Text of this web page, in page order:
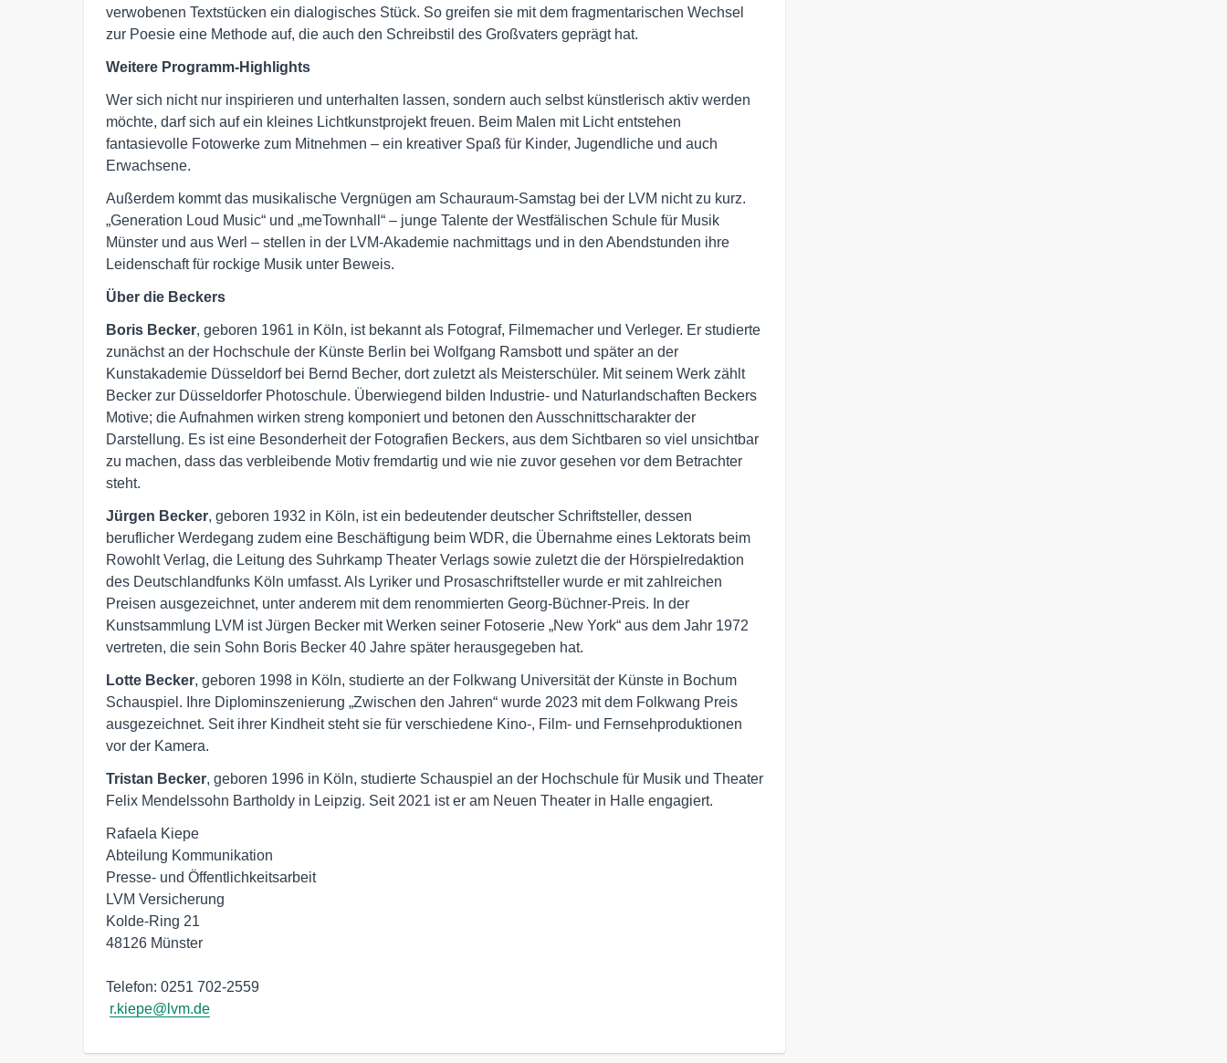
verwobenen Textstücken ein dialogisches Stück. So greifen sie mit dem fragmentarischen Wechsel
zur Poesie eine Methode auf, die auch den Schreibstil des Großvaters geprägt hat.
Weitere Programm-Highlights
Wer sich nicht nur inspirieren und unterhalten lassen, sondern auch selbst künstlerisch aktiv werden
möchte, darf sich auf ein kleines Lichtkunstprojekt freuen. Beim Malen mit Licht entstehen
fantasievolle Fotowerke zum Mitnehmen – ein kreativer Spaß für Kinder, Jugendliche und auch
Erwachsene.
Außerdem kommt das musikalische Vergnügen am Schauraum-Samstag bei der LVM nicht zu kurz.
„Generation Loud Music“ und „meTownhall“ – junge Talente der Westfälischen Schule für Musik
Münster und aus Werl – stellen in der LVM-Akademie nachmittags und in den Abendstunden ihre
Leidenschaft für rockige Musik unter Beweis.
Über die Beckers
Boris Becker, geboren 1961 in Köln, ist bekannt als Fotograf, Filmemacher und Verleger. Er studierte
zunächst an der Hochschule der Künste Berlin bei Wolfgang Ramsbott und später an der
Kunstakademie Düsseldorf bei Bernd Becher, dort zuletzt als Meisterschüler. Mit seinem Werk zählt
Becker zur Düsseldorfer Photoschule. Überwiegend bilden Industrie- und Naturlandschaften Beckers
Motive; die Aufnahmen wirken streng komponiert und betonen den Ausschnittscharakter der
Darstellung. Es ist eine Besonderheit der Fotografien Beckers, aus dem Sichtbaren so viel unsichtbar
zu machen, dass das verbleibende Motiv fremdartig und wie nie zuvor gesehen vor dem Betrachter
steht.
Jürgen Becker, geboren 1932 in Köln, ist ein bedeutender deutscher Schriftsteller, dessen
beruflicher Werdegang zudem eine Beschäftigung beim WDR, die Übernahme eines Lektorats beim
Rowohlt Verlag, die Leitung des Suhrkamp Theater Verlags sowie zuletzt die der Hörspielredaktion
des Deutschlandfunks Köln umfasst. Als Lyriker und Prosaschriftsteller wurde er mit zahlreichen
Preisen ausgezeichnet, unter anderem mit dem renommierten Georg-Büchner-Preis. In der
Kunstsammlung LVM ist Jürgen Becker mit Werken seiner Fotoserie „New York“ aus dem Jahr 1972
vertreten, die sein Sohn Boris Becker 40 Jahre später herausgegeben hat.
Lotte Becker, geboren 1998 in Köln, studierte an der Folkwang Universität der Künste in Bochum
Schauspiel. Ihre Diplominszenierung „Zwischen den Jahren“ wurde 2023 mit dem Folkwang Preis
ausgezeichnet. Seit ihrer Kindheit steht sie für verschiedene Kino-, Film- und Fernsehproduktionen
vor der Kamera.
Tristan Becker, geboren 1996 in Köln, studierte Schauspiel an der Hochschule für Musik und Theater
Felix Mendelssohn Bartholdy in Leipzig. Seit 2021 ist er am Neuen Theater in Halle engagiert.
Rafaela Kiepe
Abteilung Kommunikation
Presse- und Öffentlichkeitsarbeit
LVM Versicherung
Kolde-Ring 21
48126 Münster
Telefon: 0251 702-2559
r.kiepe@lvm.de